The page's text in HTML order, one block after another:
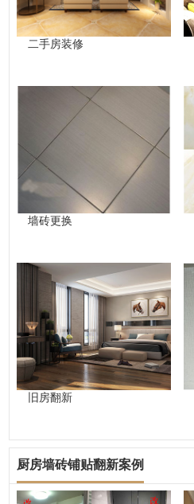
二手房装修
墙砖更换
旧房翻新
厨房墙砖铺贴翻新案例